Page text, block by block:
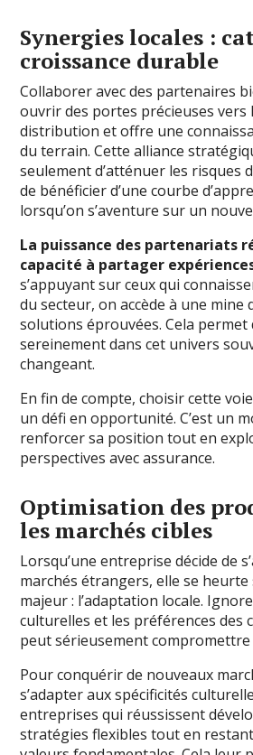
Synergies locales :
croissance durable
Collaborer avec des partenaires
ouvrir des portes précieuses vers
distribution et offre une
du terrain. Cette alliance
seulement d’atténuer les risques
de bénéficier d’une courbe
lorsqu’on s’aventure sur un
La puissance des partenariats
capacité à partager
s’appuyant sur ceux qui
du secteur, on accède à une mine
solutions éprouvées. Cela
sereinement dans cet univers
changeant.
En fin de compte, choisir cette
un défi en opportunité. C’est un
renforcer sa position tout en
perspectives avec assurance.
Optimisation des
les marchés cibles
Lorsqu’une entreprise décide de
marchés étrangers, elle se
majeur : l’adaptation locale.
culturelles et les préférences des
peut sérieusement
Pour conquérir de nouveaux
s’adapter aux spécificités
entreprises qui réussissent
stratégies flexibles tout en